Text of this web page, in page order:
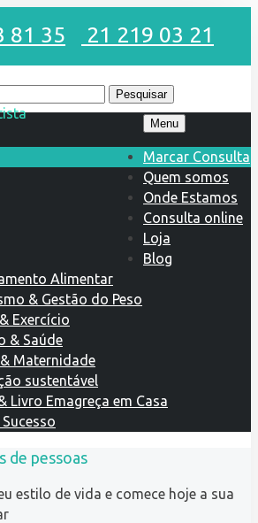
81 35 21 219 03 21
Menu
Marcar Consulta
Quem somos
Onde Estamos
Consulta online
Loja
Blog
Alimentar
& Gestão do Peso
Exercício
& Saúde
Maternidade
sustentável
Livro Emagreça em Casa
de pessoas
estilo de vida e comece hoje a sua